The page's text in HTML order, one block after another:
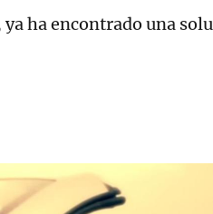
ya ha encontrado una